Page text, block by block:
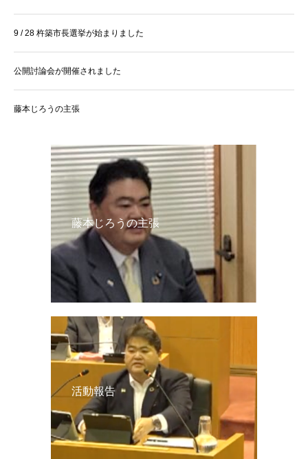
9 / 28 杵築市長選挙が始まりました
公開討論会が開催されました
藤本じろうの主張
藤本じろうの主張
活動報告